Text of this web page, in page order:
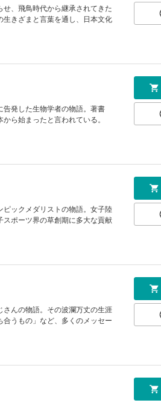
、飛鳥時代から継承されてきた
きざまと言葉を通し、日本文化
発した生物学者の物語。著書
ら始まったと言われている。
ピックメダリストの物語。女子陸
スポーツ界の草創期に多大な貢献
んの物語。その波瀾万丈の生涯
うもの」など、多くのメッセー